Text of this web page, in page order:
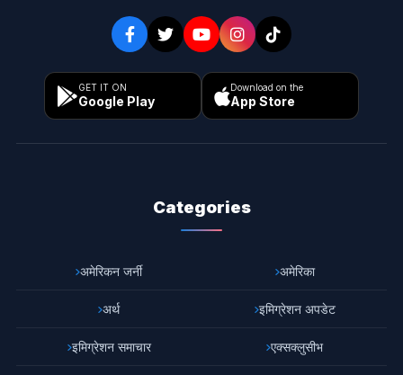
GET IT ON
Google Play
Download on the
App Store
Categories
अमेरिकन जर्नी अमेरिका
अर्थ इमिग्रेशन अपडेट
इमिग्रेशन समाचार एक्सक्लुसीभ